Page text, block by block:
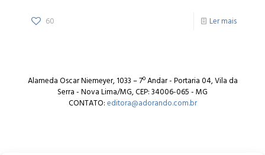
60 Ler mais
Alameda Oscar Niemeyer, 1033 – 7º Andar - Portaria 04, Vila da
Serra - Nova Lima/MG, CEP: 34006-065 - MG
CONTATO:editora@adorando.com.br